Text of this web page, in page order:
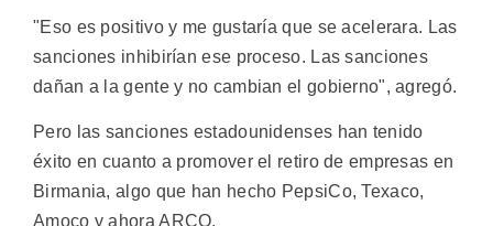
"Eso es positivo y me gustaría que se acelerara. Las
sanciones inhibirían ese proceso. Las sanciones
dañan a la gente y no cambian el gobierno", agregó.
Pero las sanciones estadounidenses han tenido
éxito en cuanto a promover el retiro de empresas en
Birmania, algo que han hecho PepsiCo, Texaco,
Amoco y ahora ARCO.